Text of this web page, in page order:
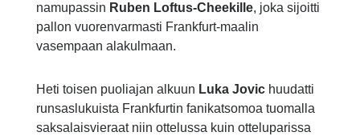
namupassin Ruben Loftus-Cheekille, joka sijoitti
pallon vuorenvarmasti Frankfurt-maalin
vasempaan alakulmaan.
Heti toisen puoliajan alkuun Luka Jovichuudatti
runsaslukuista Frankfurtin fanikatsomoa tuomalla
saksalaisvieraat niin ottelussa kuin otteluparissa